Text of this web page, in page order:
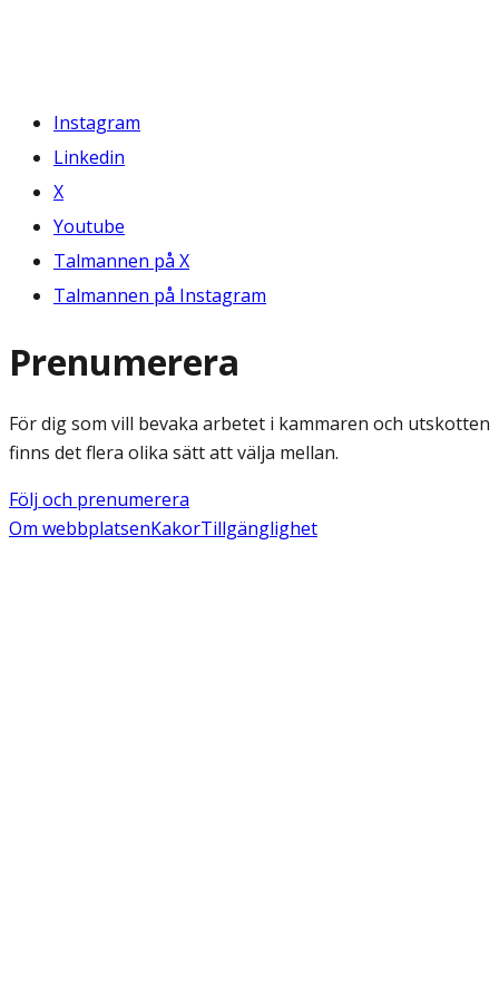
Instagram
Linkedin
X
Youtube
Talmannen på X
Talmannen på Instagram
Prenumerera
För dig som vill bevaka arbetet i kammaren och utskotten
finns det flera olika sätt att välja mellan.
Följ och prenumerera
Om webbplatsenKakorTillgänglighet